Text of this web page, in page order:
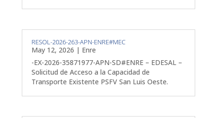
RESOL-2026-263-APN-ENRE#MEC
May 12, 2026 | Enre
-EX-2026-35871977-APN-SD#ENRE – EDESAL –
Solicitud de Acceso a la Capacidad de
Transporte Existente PSFV San Luis Oeste.